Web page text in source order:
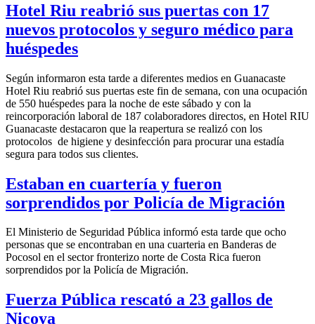
Hotel Riu reabrió sus puertas con 17
nuevos protocolos y seguro médico para
huéspedes
Según informaron esta tarde a diferentes medios en Guanacaste
Hotel Riu reabrió sus puertas este fin de semana, con una ocupación
de 550 huéspedes para la noche de este sábado y con la
reincorporación laboral de 187 colaboradores directos, en Hotel RIU
Guanacaste destacaron que la reapertura se realizó con los
protocolos de higiene y desinfección para procurar una estadía
segura para todos sus clientes.
Estaban en cuartería y fueron
sorprendidos por Policía de Migración
El Ministerio de Seguridad Pública informó esta tarde que ocho
personas que se encontraban en una cuarteria en Banderas de
Pocosol en el sector fronterizo norte de Costa Rica fueron
sorprendidos por la Policía de Migración.
Fuerza Pública rescató a 23 gallos de
Nicoya